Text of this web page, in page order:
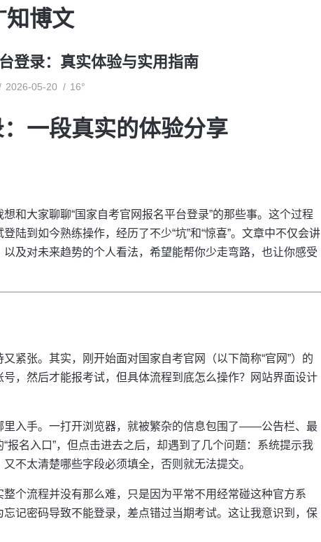
知博文
登录：真实体验与实用指南
2026-05-20 16°
一段真实的体验分享
和大家聊聊“国家自考官网报名平台登录”的那些事。这个过程
陆到如今熟练操作，经历了不少“坑”和“惊喜”。文章中不仅会讲
及对未来趋势的个人看法，希望能帮你少走弯路，也让你感受
紧张。其实，刚开始面对国家自考官网（以下简称“官网”）的
，然后才能报考试，但具体流程到底怎么操作？网站界面设计
里入手。一打开浏览器，就被繁杂的信息包围了——公告栏、最
名入口”，但点击进去之后，却遇到了几个问题：系统提示我
不太清楚哪些字段必须填全，否则就无法提交。
个流程并没有那么难，只是因为平常不用经常碰这种官方系
记密码导致不能登录，差点错过当期考试。这让我意识到，保